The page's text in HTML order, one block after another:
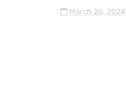
March 20, 2024